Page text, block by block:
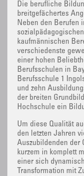
Die berufliche
breitgefächertes
Neben den Berufen
kaufmännischen
verschiedenste
einer hohen
Berufsschulen in
Berufsschule 1
und zehn
der breiten
Hochschule ein
Um diese Qualität
den letzten Jahren
Auszubildenden der
kurzem in komplett
einer sich
Transformation mit